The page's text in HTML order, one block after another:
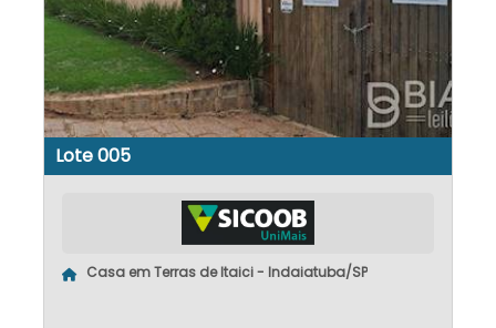
Lote 005
Casa em Terras de Itaici - Indaiatuba/SP